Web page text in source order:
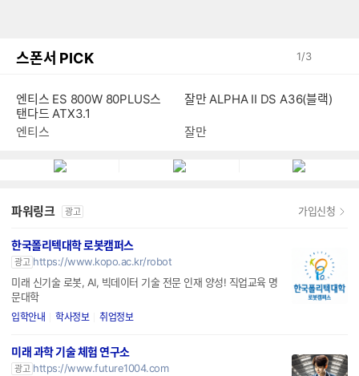
스폰서 PICK 1/3
엔티스 ES 800W 80PLUS스
탠다드 ATX3.1
엔티스
잘만 ALPHA II DS A36(블랙)
잘만
파워링크 광고 가입신청
한국폴리텍대학 로봇캠퍼스
광고 https://www.kopo.ac.kr/robot
미래 신기술 로봇, AI, 빅데이터 기술 전문 인재 양성! 직업교육 명
문대학
입학안내 학사정보 취업정보
미래 과학 기술 체험 연구소
광고 https://www.future1004.com